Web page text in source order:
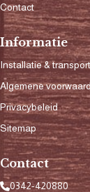
Contact
Informatie
Installatie & transport
Algemene
Privacybeleid
Sitemap
Contact
0342-420880